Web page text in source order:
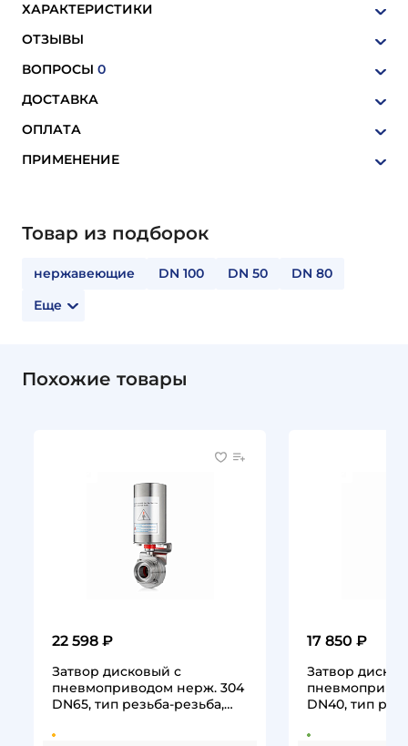
ХАРАКТЕРИСТИКИ
ОТЗЫВЫ
ВОПРОСЫ 0
ДОСТАВКА
ОПЛАТА
ПРИМЕНЕНИЕ
Товар из подборок
нержавеющие DN 100 DN 50
DN 80
Еще
Похожие товары
22 598 ₽
Затвор дисковый с
пневмоприводом нерж. 304
DN65, тип резьба-резьба,
17 850 ₽
Затвор
DN40, тип